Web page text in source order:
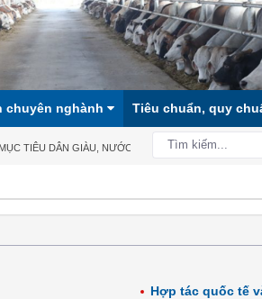
chuyên nghành Tiêu chuẩn, quy
TIÊU DÂN GIÀU, NƯỚC MẠNH, XÃ HỘI CÔNG BẰNG,
Hợp tác quốc tế